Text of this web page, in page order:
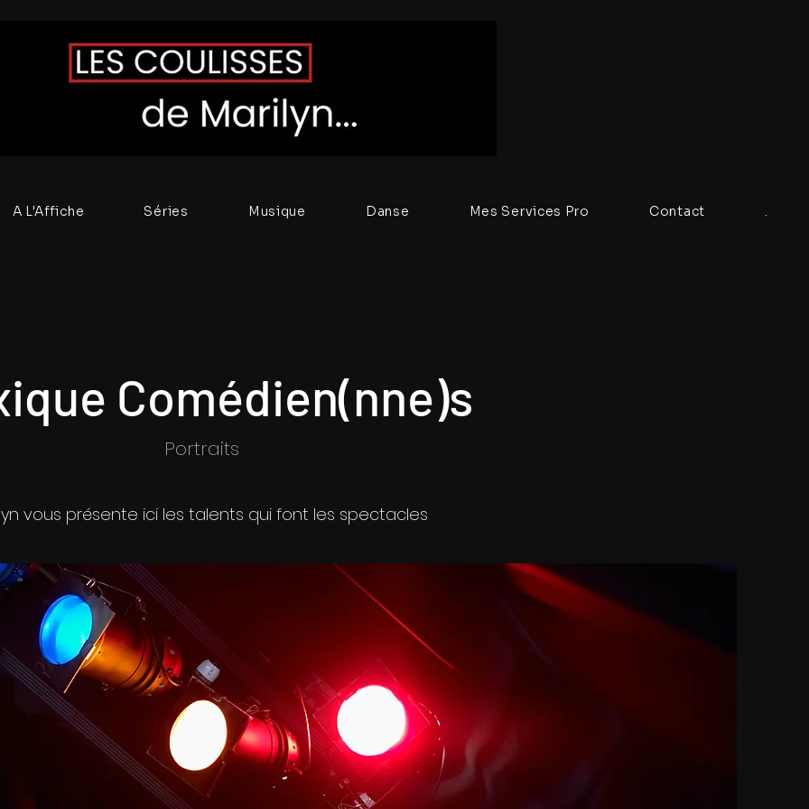
A L'Affiche Séries Musique Danse Mes Services Pro Contact .
Comédien(nne)s
Portraits
vous présente ici les talents qui font les spectacles